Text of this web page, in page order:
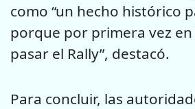
como “un hecho histórico
porque por primera vez en
pasar el Rally”, destacó.
Para concluir, las